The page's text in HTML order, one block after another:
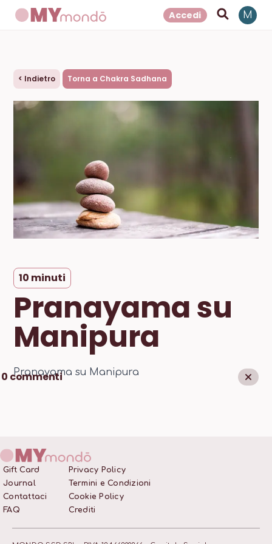
Accedi M
< Indietro Torna a Chakra Sadhana
Pranayama su
Manipura
Pranayama su Manipura
0 commenti
10 minuti
Gift Card
Journal
Contattaci
FAQ
Privacy Policy
Termini e Condizioni
Cookie Policy
Crediti